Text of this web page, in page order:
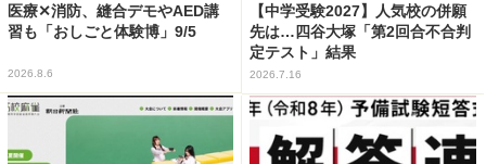
医療✕消防、縫合デモやAED講
習も「おしごと体験博」9/5
2026.8.6
【中学受験2027】人気校の併願
先は…四谷大塚「第2回合不合判
定テスト」結果
2026.7.16